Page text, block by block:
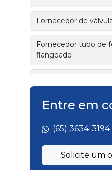
Fornecedor de
Fornecedor tubo de
flangeado
Fornecedor válvulas
Fábrica de tubo
Fábrica de tubo
Entre em
(65) 3634-3194
Solicite um